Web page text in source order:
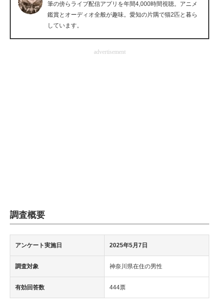
企業向けIT製品の総合サイト
IT製品の技術・比較・事例
製造業のIT導入・活用を支援
筆の傍らライブ配信アプリを年間4,000時間視聴。アニメ
鑑賞とオーディオ全般が趣味。愛知の片隅で猫2匹と暮ら
しています。
advertisement
調査概要
アンケート実施日 2025年5月7日
調査対象 神奈川県在住の男性
有効回答数 444票